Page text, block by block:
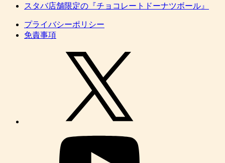
スタバ店舗限定の『チョコレートドーナツボール』
プライバシーポリシー
免責事項